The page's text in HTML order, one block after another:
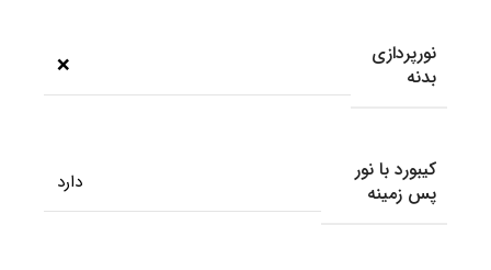
نورپردازی
بدنه
❌
کیبورد با نور
پس زمینه
دارد